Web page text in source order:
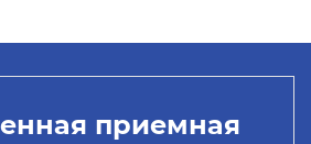
приемная